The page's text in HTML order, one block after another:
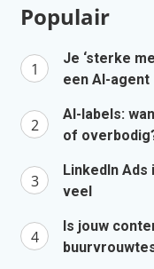
Populair
Je ‘sterke
een AI-agent
AI-labels:
of
LinkedIn
veel
Is jouw